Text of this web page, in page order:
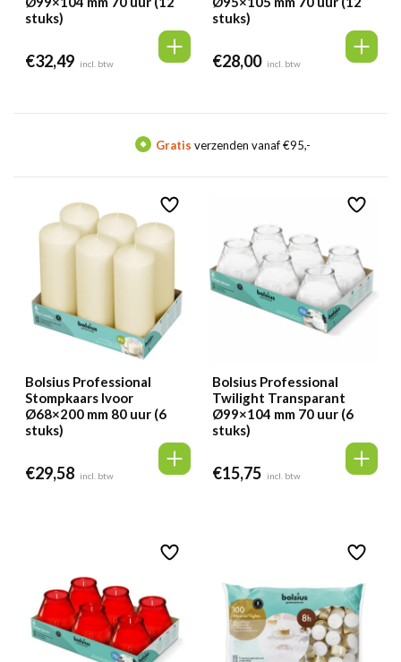
stuks)
€32,49 incl. btw
stuks)
€28,00 incl. btw
verzenden vanaf €95,-
Bolsius Professional
Stompkaars Ivoor
Ø68×200 mm 80 uur (6
stuks)
€29,58 incl. btw
Bolsius Professional
Twilight Transparant
Ø99×104 mm 70 uur (6
stuks)
€15,75 incl. btw